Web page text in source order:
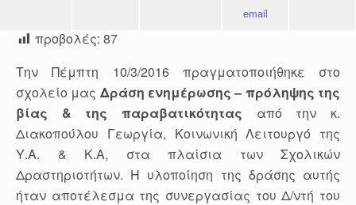
email
προβολές: 87
Την Πέμπτη 10/3/2016 πραγματοποιήθηκε στο
σχολείο μας Δράση ενημέρωσης – πρόληψης της
βίας & της παραβατικότητας από την κ.
Διακοπούλου Γεωργία, Κοινωνική Λειτουργό της
Υ.Α. & Κ.Α, στα πλαίσια των Σχολικών
Δραστηριοτήτων. Η υλοποίηση της δράσης αυτής
ήταν αποτέλεσμα της συνεργασίας του Δ/ντή του